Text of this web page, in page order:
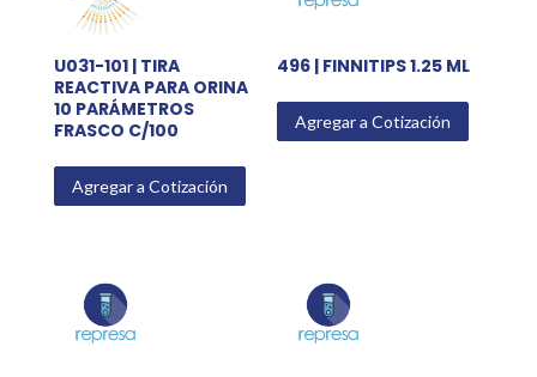
U031-101 | TIRA
REACTIVA PARA ORINA
10 PARÁMETROS
FRASCO C/100
Agregar a Cotización
496 | FINNITIPS 1.25 ML
Agregar a Cotización